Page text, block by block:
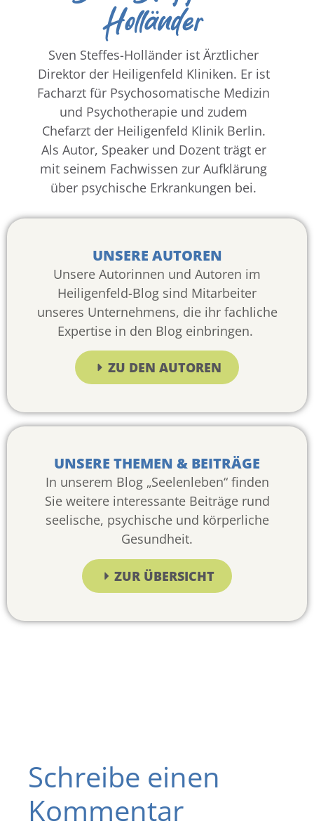
Holländer
Sven Steffes-Holländer ist Ärztlicher
Direktor der Heiligenfeld Kliniken. Er ist
Facharzt für Psychosomatische Medizin
und Psychotherapie und zudem
Chefarzt der Heiligenfeld Klinik Berlin.
Als Autor, Speaker und Dozent trägt er
mit seinem Fachwissen zur Aufklärung
über psychische Erkrankungen bei.
UNSERE AUTOREN
Unsere Autorinnen und Autoren im
Heiligenfeld-Blog sind Mitarbeiter
unseres Unternehmens, die ihr fachliche
Expertise in den Blog einbringen.
ZU DEN AUTOREN
UNSERE THEMEN & BEITRÄGE
In unserem Blog „Seelenleben“ finden
Sie weitere interessante Beiträge rund
seelische, psychische und körperliche
Gesundheit.
ZUR ÜBERSICHT
Schreibe einen
Kommentar